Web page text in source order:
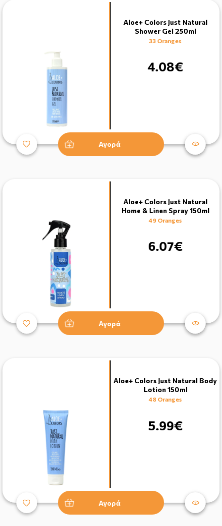
Aloe+ Colors Just Natural
Shower Gel 250ml
33 Oranges
4.08€
Αγορά
Aloe+ Colors Just Natural
Home & Linen Spray 150ml
49 Oranges
6.07€
Αγορά
Aloe+ Colors Just Natural Body
Lotion 150ml
48 Oranges
5.99€
Αγορά